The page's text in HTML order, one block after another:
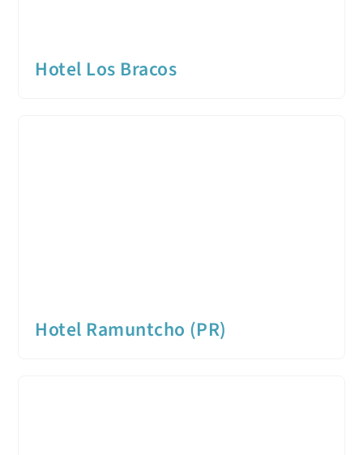
Hotel Los Bracos
Hotel Ramuntcho (PR)